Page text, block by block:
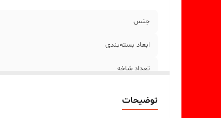
جنس
ابعاد بسته‌بندی
تعداد شاخه
توضیحات